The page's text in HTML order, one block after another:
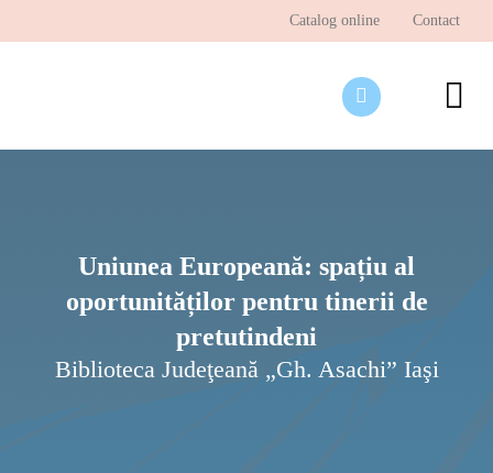
Catalog online Contact
Uniunea Europeană: spațiu al
oportunităților pentru tinerii de
pretutindeni
Biblioteca Judeţeană „Gh. Asachi” Iaşi